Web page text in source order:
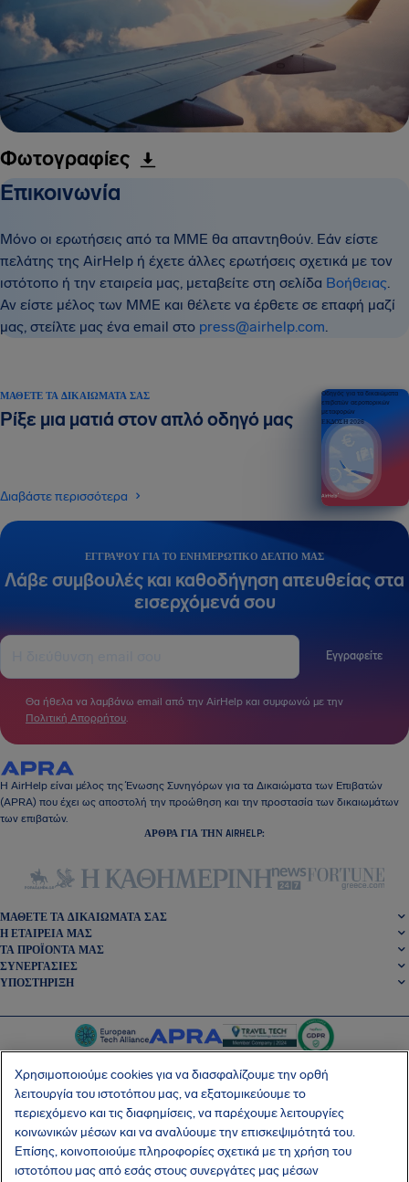
Φωτογραφίες
Επικοινωνία
Μόνο οι ερωτήσεις από τα ΜΜΕ θα απαντηθούν. Εάν είστε
πελάτης της AirHelp ή έχετε άλλες ερωτήσεις σχετικά με τον
ιστότοπο ή την εταιρεία μας, μεταβείτε στη σελίδα Βοήθειας.
Αν είστε μέλος των ΜΜΕ και θέλετε να έρθετε σε επαφή μαζί
μας, στείλτε μας ένα email στο press@airhelp.com.
ΕΓΓΡΆΨΟΥ ΓΙΑ ΤΟ ΕΝΗΜΕΡΩΤΙΚΌ ΔΕΛΤΊΟ ΜΑΣ
Λάβε συμβουλές και καθοδήγηση απευθείας στα
εισερχόμενά σου
Εγγραφείτε
Θα ήθελα να λαμβάνω email από την AirHelp και συμφωνώ με την
Πολιτική Απορρήτου.
ΜΆΘΕΤΕ ΤΑ ΔΙΚΑΙΏΜΑΤΆ ΣΑΣ
Ρίξε μια ματιά στον απλό οδηγό μας
Διαβάστε περισσότερα
Οδηγός για τα δικαιώματα
επιβατών αεροπορικών
μεταφορών
ΕΚΔΟΣΗ 2026
Η AirHelp είναι μέλος της Ένωσης Συνηγόρων για τα Δικαιώματα των Επιβατών
(APRA) που έχει ως αποστολή την προώθηση και την προστασία των δικαιωμάτων
των επιβατών.
ΆΡΘΡΑ ΓΙΑ ΤΗΝ AIRHELP:
ΜΆΘΕΤΕ ΤΑ ΔΙΚΑΙΏΜΑΤΆ ΣΑΣ
Η ΕΤΑΙΡΕΊΑ ΜΑΣ
ΤΑ ΠΡΟΪΌΝΤΑ ΜΑΣ
ΣΥΝΕΡΓΑΣΊΕΣ
ΥΠΟΣΤΉΡΙΞΗ
SocialFacebook
SocialTwitter
SocialInstagram
SocialLinkedin
ΑΠΟΚΤΉΣΤΕ ΤΗ ΔΩΡΕΆΝ ΕΦΑΡΜΟΓΉ ΜΑΣ
Χρησιμοποιούμε cookies για να διασφαλίζουμε την ορθή
λειτουργία του ιστοτόπου μας, να εξατομικεύουμε το
περιεχόμενο και τις διαφημίσεις, να παρέχουμε λειτουργίες
κοινωνικών μέσων και να αναλύουμε την επισκεψιμότητά του.
Επίσης, κοινοποιούμε πληροφορίες σχετικά με τη χρήση του
ιστοτόπου μας από εσάς στους συνεργάτες μας μέσων